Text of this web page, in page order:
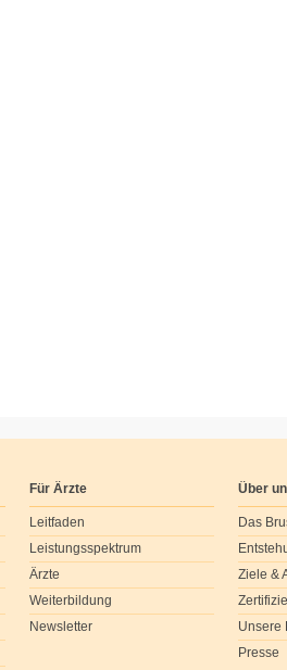
Für Ärzte
Leitfaden
Leistungsspektrum
Ärzte
Weiterbildung
Newsletter
Über
Das
Ziele &
Unsere
Presse